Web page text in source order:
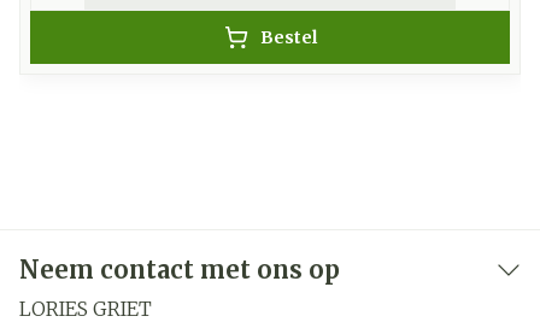
Bestel
Neem contact met ons op
LORIES GRIET